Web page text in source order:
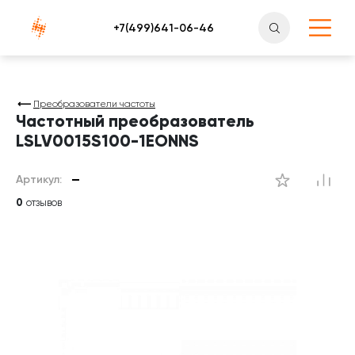
Атлантснаб
Преобразователи частоты
Частотный преобразователь
LSLV0015S100-1EONNS
Артикул: —